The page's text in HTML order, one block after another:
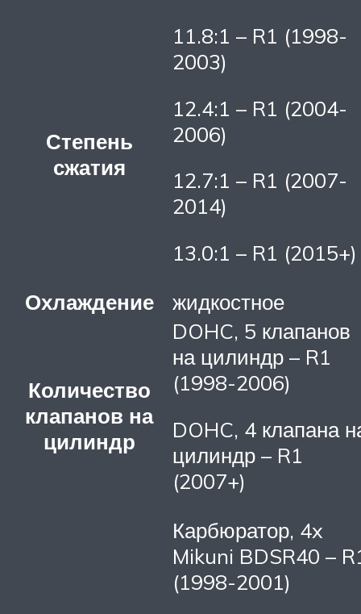
Степень
сжатия
11.8:1 – R1 (1998-
2003)
12.4:1 – R1 (2004-
2006)
12.7:1 – R1 (2007-
2014)
13.0:1 – R1 (2015+)
Охлаждение
жидкостное
Количество
клапанов на
цилиндр
DOHC, 5 клапанов
на цилиндр – R1
(1998-2006)
DOHC, 4 клапана
цилиндр – R1
(2007+)
Карбюратор, 4x
Mikuni BDSR40 –
(1998-2001)